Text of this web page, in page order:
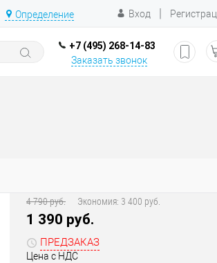
Определение Вход |
+7 (495) 268-14-83
Заказать звонок
4 790 руб. Экономия: 3 400 руб.
1 390 руб.
ПРЕДЗАКАЗ
Цена с НДС